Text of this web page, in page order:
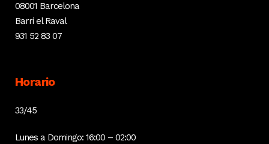
08001 Barcelona
Barri el Raval
931 52 83 07
Horario
33/45
Lunes a Domingo: 16:00 – 02:00